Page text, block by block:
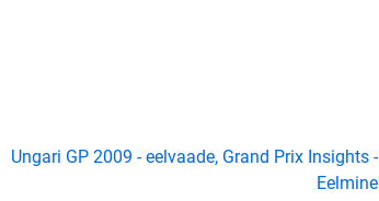
Ungari GP 2009 - eelvaade, Grand Prix Insights -
Eelmine